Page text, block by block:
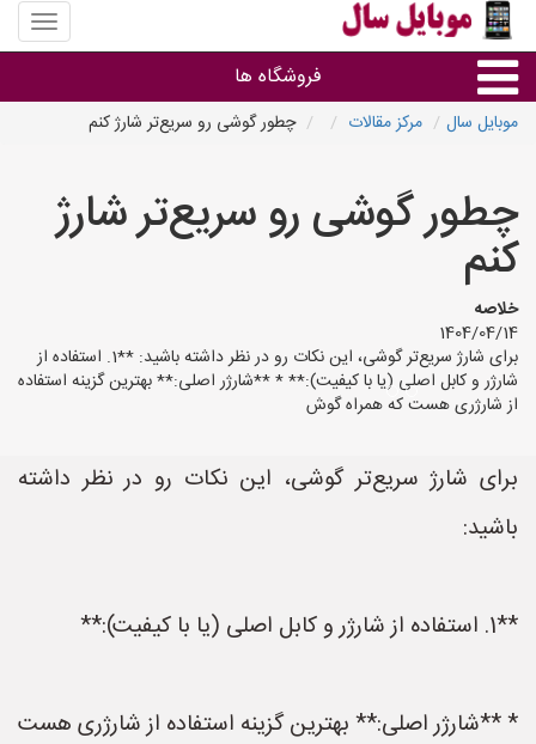
منوی
سایت
سال
فروشگاه ها
سایر گروه ها
موبایل سال مرکز مقالات چطور گوشی رو سریع‌تر شارژ کنم
چطور گوشی رو سریع‌تر شارژ
کنم
خلاصه
1404/04/14
برای شارژ سریع‌تر گوشی، این نکات رو در نظر داشته باشید: **1. استفاده از
شارژر و کابل اصلی (یا با کیفیت):** * **شارژر اصلی:** بهترین گزینه استفاده
از شارژری هست که همراه گوش
برای شارژ سریع‌تر گوشی، این نکات رو در نظر داشته
باشید:
**1. استفاده از شارژر و کابل اصلی (یا با کیفیت):**
* **شارژر اصلی:** بهترین گزینه استفاده از شارژری هست